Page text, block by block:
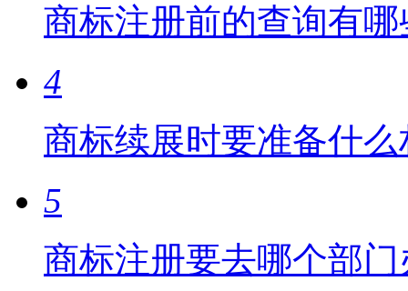
商标注册前的查询有
4
商标续展时要准备什么
5
商标注册要去哪个部门